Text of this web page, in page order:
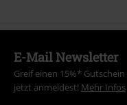
E-Mail Newsletter
Greif einen 15%*
jetzt anmeldest! Mehr Infos